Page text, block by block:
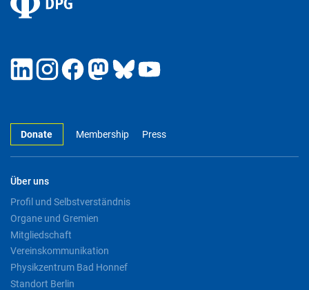
Donate Membership Press
Über uns
Profil und Selbstverständnis
Organe und Gremien
Mitgliedschaft
Vereinskommunikation
Physikzentrum Bad Honnef
Standort Berlin